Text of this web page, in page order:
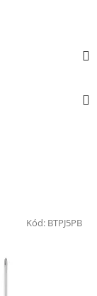
Kód: BTPJ5PB